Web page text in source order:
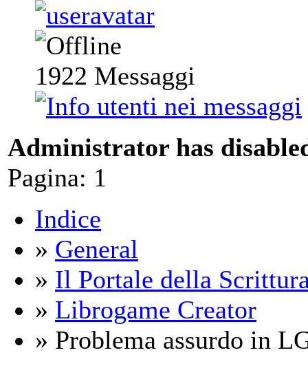
1922 Messaggi
Administrator has
Pagina: 1
Indice
» General
» Il Portale della
» Librogame Creator
» Problema assurdo in